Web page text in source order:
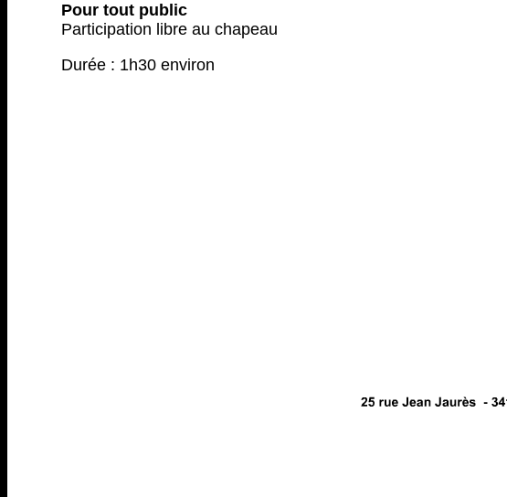
Pour tout public
Participation libre au chapeau
Durée : 1h30 environ